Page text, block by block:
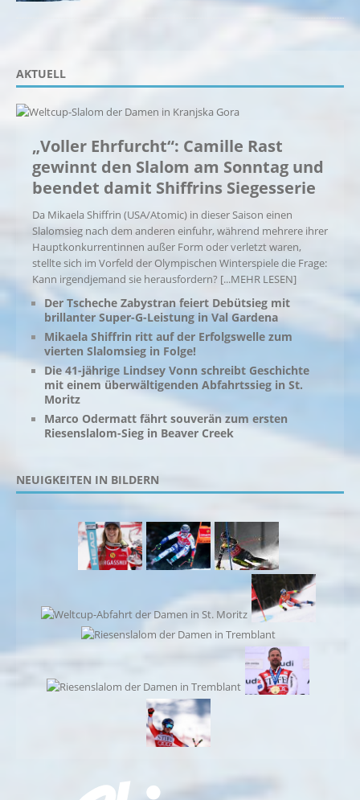
AKTUELL
„Voller Ehrfurcht“: Camille Rast
gewinnt den Slalom am Sonntag und
beendet damit Shiffrins Siegesserie
Da Mikaela Shiffrin (USA/Atomic) in dieser Saison einen
Slalomsieg nach dem anderen einfuhr, während mehrere ihrer
Hauptkonkurrentinnen außer Form oder verletzt waren,
stellte sich im Vorfeld der Olympischen Winterspiele die Frage:
Kann irgendjemand sie herausfordern? [...MEHR LESEN]
Der Tscheche Zabystran feiert Debütsieg mit
brillanter Super-G-Leistung in Val Gardena
Mikaela Shiffrin ritt auf der Erfolgswelle zum
vierten Slalomsieg in Folge!
Die 41-jährige Lindsey Vonn schreibt Geschichte
mit einem überwältigenden Abfahrtssieg in St.
Moritz
Marco Odermatt fährt souverän zum ersten
Riesenslalom-Sieg in Beaver Creek
NEUIGKEITEN IN BILDERN